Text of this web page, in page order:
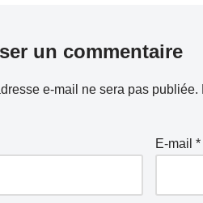
un commentaire
e-mail ne sera pas publiée.
E-mail *